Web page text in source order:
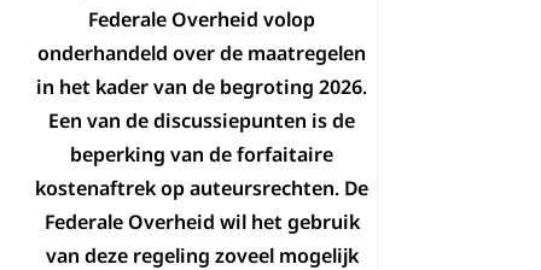
Federale Overheid volop
onderhandeld over de maatregelen
in het kader van de begroting 2026.
Een van de discussiepunten is de
beperking van de forfaitaire
kostenaftrek op auteursrechten. De
Federale Overheid wil het gebruik
van deze regeling zoveel mogelijk